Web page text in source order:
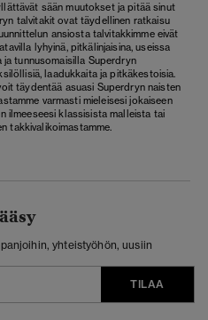
sään muutokset ja pitää sinut
talvitakit ovat täydellinen ratkaisu
ansiosta talvitakkimme eivät
lyhyinä, pitkälinjaisina, useissa
ja tunnusomaisilla Superdryn
laadukkaita ja pitkäkestoisia.
täydentää asuasi Superdryn naisten
varmasti mieleisesi jokaiseen
ilmeeseesi klassisista malleista tai
takkivalikoimastamme.
yhteistyöhön, uusiin
TILAA